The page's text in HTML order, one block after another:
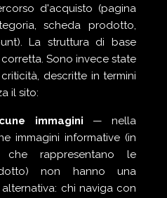
d'acquisto (pagina
scheda prodotto,
La struttura di base
Sono invece state
descritte in termini
il sito:
immagini — nella
immagini informative (in
che rappresentano le
non hanno una
chi naviga con